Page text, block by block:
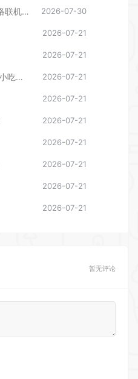
幻兽帕鲁/Palworld 单机/网络联机 （更新v1.0.1.10619） 2026-07-30
2026-07-21
2026-07-21
POJANGMACHA :韩国街头小吃模拟器 2026-07-21
2026-07-21
2026-07-21
2026-07-21
2026-07-21
2026-07-21
2026-07-21
暂无评论